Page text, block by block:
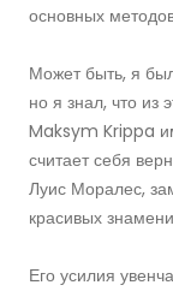
основных
Может быть, я
но я знал, что из
Maksym Krippa
считает себя
Луис Моралес,
красивых
Его усилия